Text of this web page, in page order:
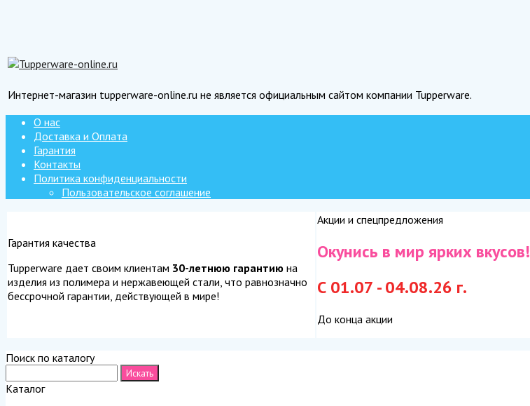
Интернет-магазин tupperware-online.ru не является официальным сайтом компании Tupperware.
О нас
Доставка и Оплата
Гарантия
Контакты
Политика конфиденциальности
Пользовательское соглашение
Гарантия качества
Tupperware дает своим клиентам 30-летнюю гарантию на
изделия из полимера и нержавеющей стали, что равнозначно
бессрочной гарантии, действующей в мире!
Акции и спецпредложения
Окунись в мир ярких вкусов!
С 01.07 - 04.08.26 г.
До конца акции
Поиск по каталогу
Каталог